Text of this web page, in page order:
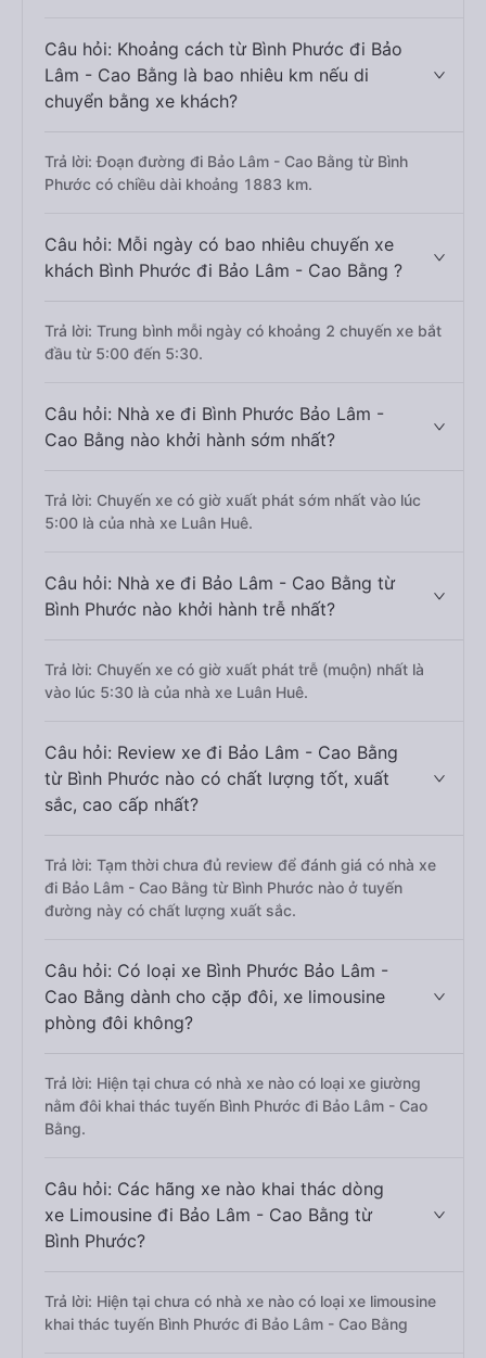
Câu hỏi: Khoảng cách từ Bình Phước đi Bảo
Lâm - Cao Bằng là bao nhiêu km nếu di
chuyển bằng xe khách?
Trả lời: Đoạn đường đi Bảo Lâm - Cao Bằng từ Bình
Phước có chiều dài khoảng 1883 km.
Câu hỏi: Mỗi ngày có bao nhiêu chuyến xe
khách Bình Phước đi Bảo Lâm - Cao Bằng ?
Trả lời: Trung bình mỗi ngày có khoảng 2 chuyến xe bắt
đầu từ 5:00 đến 5:30.
Câu hỏi: Nhà xe đi Bình Phước Bảo Lâm -
Cao Bằng nào khởi hành sớm nhất?
Trả lời: Chuyến xe có giờ xuất phát sớm nhất vào lúc
5:00 là của nhà xe Luân Huê.
Câu hỏi: Nhà xe đi Bảo Lâm - Cao Bằng từ
Bình Phước nào khởi hành trễ nhất?
Trả lời: Chuyến xe có giờ xuất phát trễ (muộn) nhất là
vào lúc 5:30 là của nhà xe Luân Huê.
Câu hỏi: Review xe đi Bảo Lâm - Cao Bằng
từ Bình Phước nào có chất lượng tốt, xuất
sắc, cao cấp nhất?
Trả lời: Tạm thời chưa đủ review để đánh giá có nhà xe
đi Bảo Lâm - Cao Bằng từ Bình Phước nào ở tuyến
đường này có chất lượng xuất sắc.
Câu hỏi: Có loại xe Bình Phước Bảo Lâm -
Cao Bằng dành cho cặp đôi, xe limousine
phòng đôi không?
Trả lời: Hiện tại chưa có nhà xe nào có loại xe giường
nằm đôi khai thác tuyến Bình Phước đi Bảo Lâm - Cao
Bằng.
Câu hỏi: Các hãng xe nào khai thác dòng
xe Limousine đi Bảo Lâm - Cao Bằng từ
Bình Phước?
Trả lời: Hiện tại chưa có nhà xe nào có loại xe limousine
khai thác tuyến Bình Phước đi Bảo Lâm - Cao Bằng